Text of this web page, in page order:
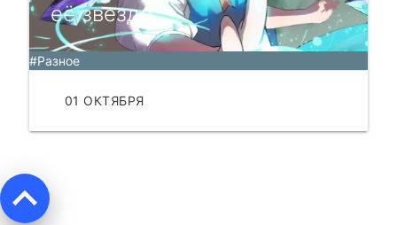
её звезде
#Разное
01 ОКТЯБРЯ
keyboard_arrow_up